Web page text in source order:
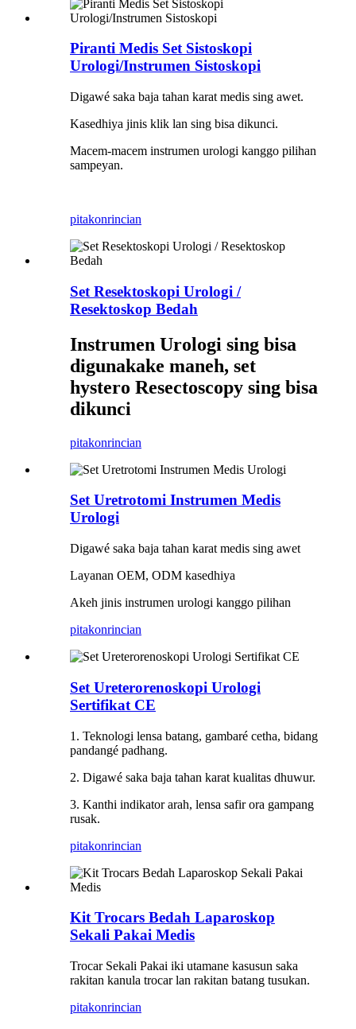
Piranti Medis Set Sistoskopi
Urologi/Instrumen Sistoskopi
Digawé saka baja tahan karat medis sing awet.
Kasedhiya jinis klik lan sing bisa dikunci.
Macem-macem instrumen urologi kanggo pilihan
sampeyan.
pitakonrincian
Set Resektoskopi Urologi /
Resektoskop Bedah
Instrumen Urologi sing bisa
digunakake maneh, set
hystero Resectoscopy sing bisa
dikunci
pitakonrincian
Set Uretrotomi Instrumen Medis
Urologi
Digawé saka baja tahan karat medis sing awet
Layanan OEM, ODM kasedhiya
Akeh jinis instrumen urologi kanggo pilihan
pitakonrincian
Set Ureterorenoskopi Urologi
Sertifikat CE
1. Teknologi lensa batang, gambaré cetha, bidang
pandangé padhang.
2. Digawé saka baja tahan karat kualitas dhuwur.
3. Kanthi indikator arah, lensa safir ora gampang
rusak.
pitakonrincian
Kit Trocars Bedah Laparoskop
Sekali Pakai Medis
Trocar Sekali Pakai iki utamane kasusun saka
rakitan kanula trocar lan rakitan batang tusukan.
pitakonrincian